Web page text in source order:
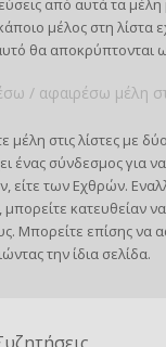
από αυτά τα μέλη
μέλος στη λίστα
θα αποκρύπτονται
/ αφαιρέσω μέλη
μέλη στις λίστες με
ένας σύνδεσμος για
είτε των Εχθρών.
κατευθείαν
Μπορείτε επίσης να
την ίδια σελίδα.